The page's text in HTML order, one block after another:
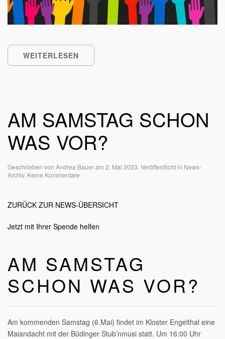
WEITERLESEN
AM SAMSTAG SCHON
WAS VOR?
Geschrieben von Andrea Baueram 2. Mai 2023. Veröffentlicht in News-
Archiv. Keine Kommentare
was
ZURÜCK ZUR NEWS-ÜBERSICHT
Jetzt mit Ihrer Spende helfen
AM SAMSTAG
SCHON WAS VOR?
Am kommenden Samstag (6.Mai) findet im Kloster Engelthal eine
Maiandacht mit der Büdinger Stub’nmusi statt. Um 16:00 Uhr